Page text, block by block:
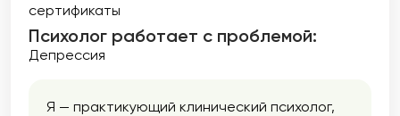
сертификаты
Психолог работает с проблемой:
Депрессия
Я — практикующий клинический психолог,